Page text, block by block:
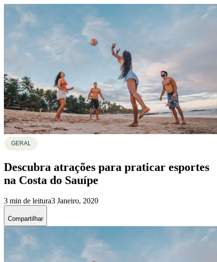
GERAL
Descubra atrações para praticar esportes
na Costa do Sauípe
3 min de leitura3 Janeiro, 2020
Compartilhar